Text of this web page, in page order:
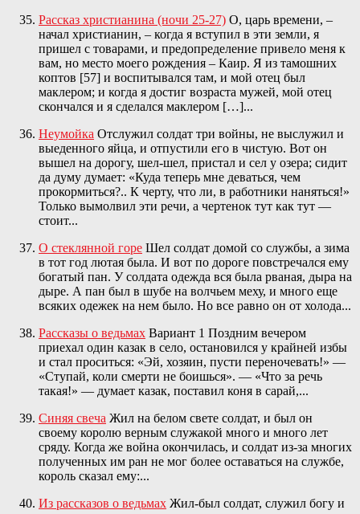
Рассказ христианина (ночи 25-27) О, царь времени, –
начал христианин, – когда я вступил в эти земли, я
пришел с товарами, и предопределение привело меня к
вам, но место моего рождения – Каир. Я из тамошних
коптов [57] и воспитывался там, и мой отец был
маклером; и когда я достиг возраста мужей, мой отец
скончался и я сделался маклером […]...
Неумойка Отслужил солдат три войны, не выслужил и
выеденного яйца, и отпустили его в чистую. Вот он
вышел на дорогу, шел-шел, пристал и сел у озера; сидит
да думу думает: «Куда теперь мне деваться, чем
прокормиться?.. К черту, что ли, в работники наняться!»
Только вымолвил эти речи, а чертенок тут как тут —
стоит...
О стеклянной горе Шел солдат домой со службы, а зима
в тот год лютая была. И вот по дороге повстречался ему
богатый пан. У солдата одежда вся была рваная, дыра на
дыре. А пан был в шубе на волчьем меху, и много еще
всяких одежек на нем было. Но все равно он от холода...
Рассказы о ведьмах Вариант 1 Поздним вечером
приехал один казак в село, остановился у крайней избы
и стал проситься: «Эй, хозяин, пусти переночевать!» —
«Ступай, коли смерти не боишься». — «Что за речь
такая!» — думает казак, поставил коня в сарай,...
Синяя свеча Жил на белом свете солдат, и был он
своему королю верным служакой много и много лет
сряду. Когда же война окончилась, и солдат из-за многих
полученных им ран не мог более оставаться на службе,
король сказал ему:...
Из рассказов о ведьмах Жил-был солдат, служил богу и